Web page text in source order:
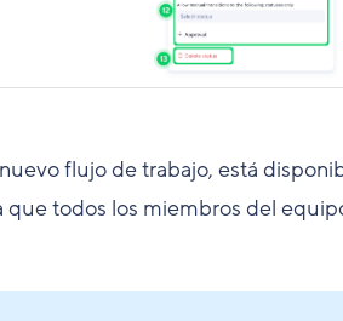
flujo de trabajo, está
que todos los miembros del